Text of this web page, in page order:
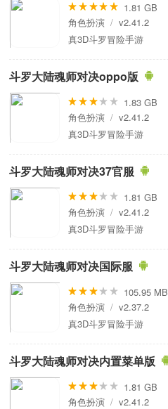
1.81 GB
角色扮演 / v2.41.2
真3D斗罗冒险手游
斗罗大陆魂师对决oppo版
1.83 GB
角色扮演 / v2.41.2
真3D斗罗冒险手游
斗罗大陆魂师对决37官服
1.81 GB
角色扮演 / v2.41.2
真3D斗罗冒险手游
斗罗大陆魂师对决国际服
105.95 MB
角色扮演 / v2.37.2
真3D斗罗冒险手游
斗罗大陆魂师对决内置菜单版
1.81 GB
角色扮演 / v2.41.2